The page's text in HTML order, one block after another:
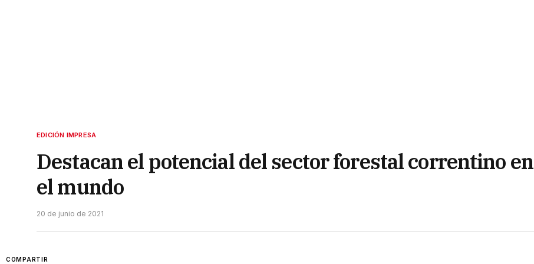
EDICIÓN IMPRESA
Destacan el potencial del sector forestal correntino en
el mundo
20 de junio de 2021
COMPARTIR